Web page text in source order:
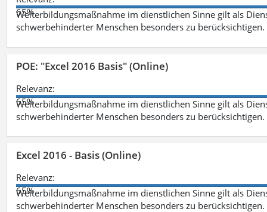
65%
Weiterbildungsmaßnahme im dienstlichen Sinne gilt als
schwerbehinderter Menschen besonders zu berücksichtigen.
POE: "Excel 2016 Basis" (Online)
Relevanz:
65%
Weiterbildungsmaßnahme im dienstlichen Sinne gilt als
schwerbehinderter Menschen besonders zu berücksichtigen.
Excel 2016 - Basis (Online)
Relevanz:
65%
Weiterbildungsmaßnahme im dienstlichen Sinne gilt als
schwerbehinderter Menschen besonders zu berücksichtigen.